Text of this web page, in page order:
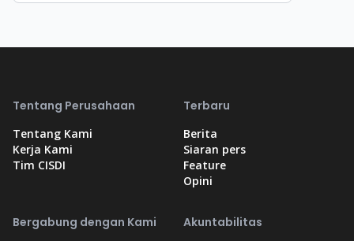
Tentang Perusahaan
Tentang Kami
Kerja Kami
Tim CISDI
Terbaru
Berita
Siaran pers
Feature
Opini
Bergabung dengan Kami Akuntabilitas